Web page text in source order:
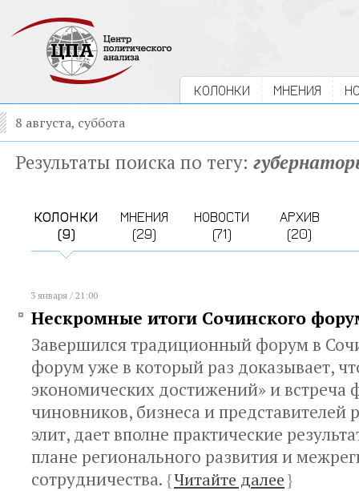
КОЛОНКИ МНЕНИЯ
8 августа, суббота
Результаты поиска по тегу:
КОЛОНКИ
(9)
МНЕНИЯ
(29)
НОВОСТИ
(71)
АРХИВ
(20)
3 января / 21:00
Нескромные итоги Сочинского
Завершился традиционный форум в
форум уже в который раз доказывает,
экономических достижений» и встреча
чиновников, бизнеса и представителей
элит, дает вполне практические
плане регионального развития и
сотрудничества. {Читайте далее}